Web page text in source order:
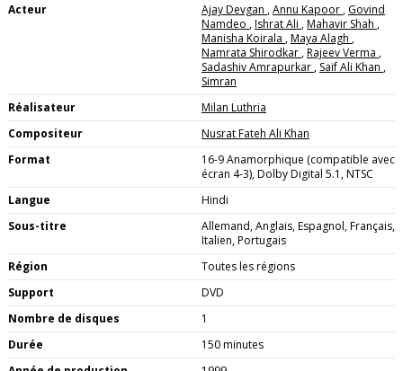
Acteur Ajay Devgan ,Annu Kapoor , Govind
Namdeo ,Ishrat Ali ,Mahavir Shah ,
Manisha Koirala ,Maya Alagh ,
Namrata Shirodkar ,Rajeev Verma ,
Sadashiv Amrapurkar , Saif Ali Khan ,
Simran
Réalisateur
Milan Luthria
Compositeur
Nusrat Fateh Ali Khan
Format
16-9 Anamorphique (compatible avec
écran 4-3), Dolby Digital 5.1, NTSC
Langue
Hindi
Sous-titre
Allemand, Anglais, Espagnol, Français,
Italien, Portugais
Région
Toutes les régions
Support
DVD
Nombre de disques
1
Durée
150 minutes